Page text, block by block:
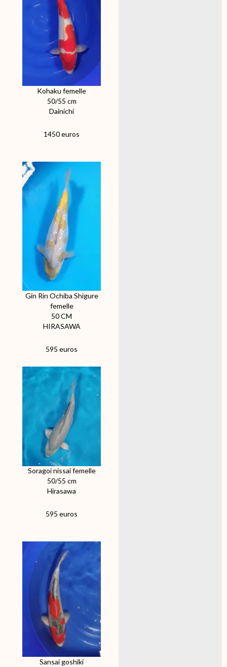
Kohaku femelle
50/55 cm
Dainichi
1450 euros
Gin Rin Ochiba Shigure
femelle
50 CM
HIRASAWA
595 euros
Soragoi nissai femelle
50/55 cm
Hirasawa
595 euros
Sansai goshiki